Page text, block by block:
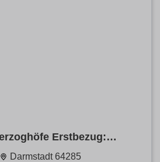
Erstbezug:
Apartment mit
Darmstadt 64285